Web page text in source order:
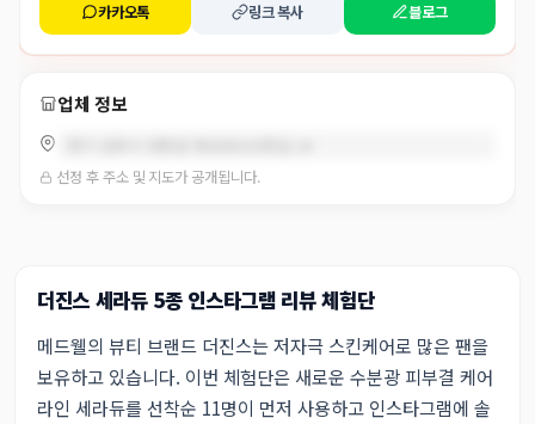
카카오톡 링크 복사 블로그
업체 정보
선정 후 주소 및 지도가 공개됩니다.
더진스 세라듀 5종 인스타그램 리뷰 체험단
메드웰의 뷰티 브랜드 더진스는 저자극 스킨케어로 많은 팬을
보유하고 있습니다. 이번 체험단은 새로운 수분광 피부결 케어
라인 세라듀를 선착순 11명이 먼저 사용하고 인스타그램에 솔